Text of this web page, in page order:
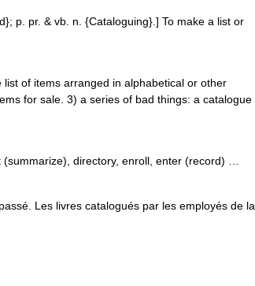
p. pr. & vb. n. {Cataloguing}.] To make a list or
of items arranged in alphabetical or other
for sale. 3) a series of bad things: a catalogue
directory, enroll, enter (record) …
Les livres catalogués par les employés de la